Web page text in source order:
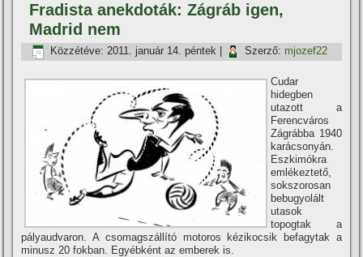
Fradista anekdoták: Zágráb igen,
Madrid nem
Közzétéve: 2011. január 14. péntek Szerző: mjozef22
Cudar
hidegben
utazott a
Ferencváros
Zágrábba 1940
karácsonyán.
Eszkimókra
emlékeztető,
sokszorosan
bebugyolált
utasok
topogtak a
pályaudvaron. A csomagszállí­tó motoros kézikocsik befagytak a
minusz 20 fokban. Egyébként az emberek is.